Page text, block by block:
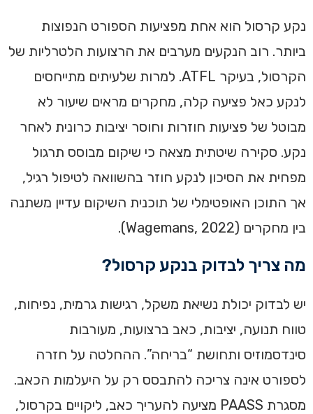
נקע קרסול הוא אחת מפציעות הספורט הנפוצות
ביותר. רוב הנקעים מערבים את הרצועות הלטרליות של
הקרסול, בעיקר ATFL. למרות שלעיתים מתייחסים
לנקע כאל פציעה קלה, מחקרים מראים שיעור לא
מבוטל של פציעות חוזרות וחוסר יציבות כרונית לאחר
נקע. סקירה שיטתית מצאה כי שיקום מבוסס תרגול
מפחית את הסיכון לנקע חוזר בהשוואה לטיפול רגיל,
אך התוכן האופטימלי של תוכנית השיקום עדיין משתנה
בין מחקרים (Wagemans, 2022).
מה צריך לבדוק בנקע קרסול?
יש לבדוק יכולת נשיאת משקל, רגישות גרמית, נפיחות,
טווח תנועה, יציבות, כאב ברצועות, מעורבות
סינדסמוזיס ותחושת “בריחה”. ההחלטה על חזרה
לספורט אינה צריכה להתבסס רק על היעלמות הכאב.
מסגרת PAASS מציעה להעריך כאב, ליקויים בקרסול,